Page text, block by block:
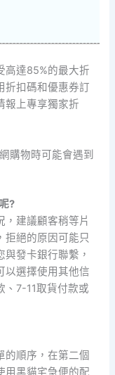
高達85%的最大折
折扣碼和優惠券訂
報上專享獨家折
購物時可能會遇到
?
，建議顧客稍等片
拒絕的原因可能只
發卡銀行聯繫，
以選擇使用其他信
、7-11取貨付款或
的順序，在第二個
用黑貓宅急便的配